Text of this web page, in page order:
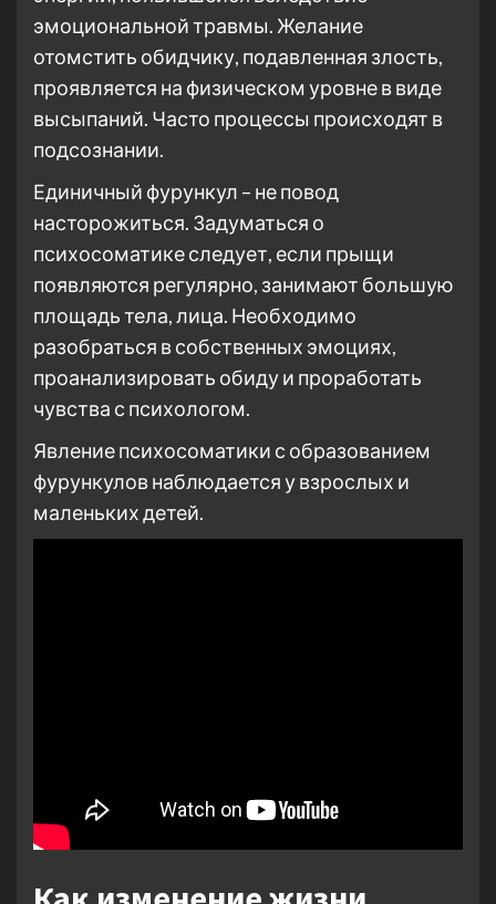
эмоциональной травмы. Желание
отомстить обидчику, подавленная злость,
проявляется на физическом уровне в виде
высыпаний. Часто процессы происходят в
подсознании.
Единичный фурункул – не повод
насторожиться. Задуматься о
психосоматике следует, если прыщи
появляются регулярно, занимают большую
площадь тела, лица. Необходимо
разобраться в собственных эмоциях,
проанализировать обиду и проработать
чувства с психологом.
Явление психосоматики с образованием
фурункулов наблюдается у взрослых и
маленьких детей.